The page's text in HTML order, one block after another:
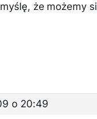
myślę, że możemy
o 20:49